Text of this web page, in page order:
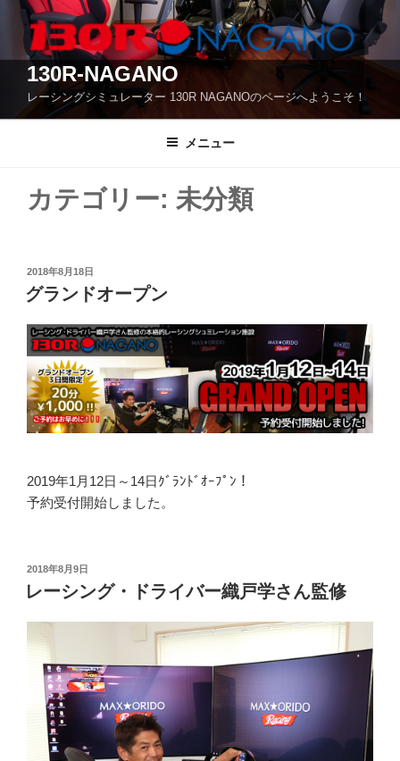
へ
130R-NAGANO
レーシングシミュレーター 130R NAGANOのページへようこそ！
メニュー
カテゴリー: 未分類
投
稿
日:
2018年8月18日
グランドオープン
2019年1月12日～14日ｸﾞﾗﾝﾄﾞｵｰﾌﾟﾝ！
予約受付開始しました。
投
稿
日:
2018年8月9日
レーシング・ドライバー織戸学さん監修